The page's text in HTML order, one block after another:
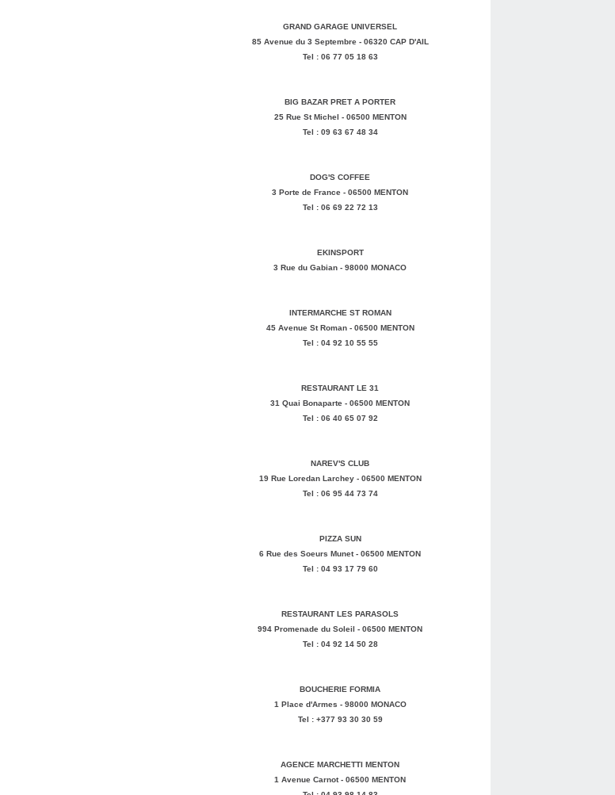
GRAND GARAGE UNIVERSEL
85 Avenue du 3 Septembre - 06320 CAP D'AIL
Tel : 06 77 05 18 63
BIG BAZAR PRET A PORTER
25 Rue St Michel - 06500 MENTON
Tel : 09 63 67 48 34
DOG'S COFFEE
3 Porte de France - 06500 MENTON
Tel : 06 69 22 72 13
EKINSPORT
3 Rue du Gabian - 98000 MONACO
INTERMARCHE ST ROMAN
45 Avenue St Roman - 06500 MENTON
Tel : 04 92 10 55 55
RESTAURANT LE 31
31 Quai Bonaparte - 06500 MENTON
Tel : 06 40 65 07 92
NAREV'S CLUB
19 Rue Loredan Larchey - 06500 MENTON
Tel : 06 95 44 73 74
PIZZA SUN
6 Rue des Soeurs Munet - 06500 MENTON
Tel : 04 93 17 79 60
RESTAURANT LES PARASOLS
994 Promenade du Soleil - 06500 MENTON
Tel : 04 92 14 50 28
BOUCHERIE FORMIA
1 Place d'Armes - 98000 MONACO
Tel : +377 93 30 30 59
AGENCE MARCHETTI MENTON
1 Avenue Carnot - 06500 MENTON